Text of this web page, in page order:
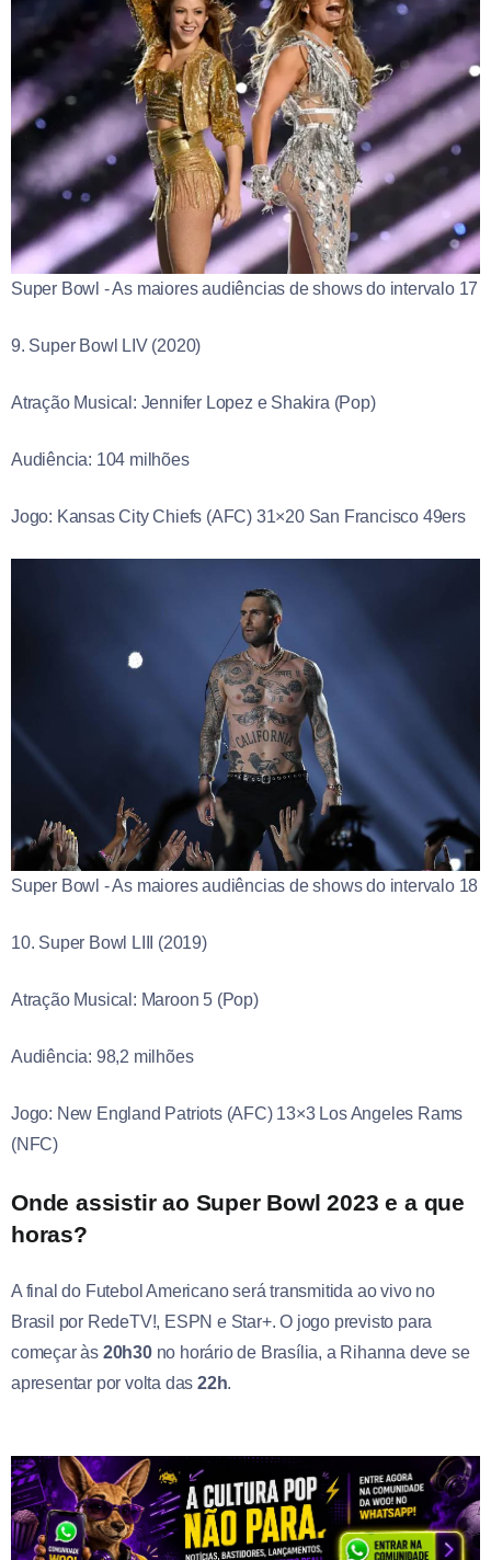
Super Bowl - As maiores audiências de shows do intervalo 17
9. Super Bowl LIV (2020)
Atração Musical: Jennifer Lopez e Shakira (Pop)
Audiência: 104 milhões
Jogo: Kansas City Chiefs (AFC) 31×20 San Francisco 49ers
Super Bowl - As maiores audiências de shows do intervalo 18
10. Super Bowl LIII (2019)
Atração Musical: Maroon 5 (Pop)
Audiência: 98,2 milhões
Jogo: New England Patriots (AFC) 13×3 Los Angeles Rams
(NFC)
Onde assistir ao Super Bowl 2023 e a que
horas?
A final do Futebol Americano será transmitida ao vivo no
Brasil por RedeTV!, ESPN e Star+. O jogo previsto para
começar às 20h30no horário de Brasília, a Rihanna deve se
apresentar por volta das22h.